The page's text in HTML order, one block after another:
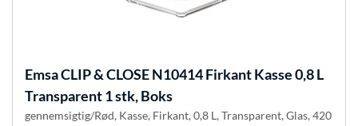
EmsaCLIP & CLOSE N10414 Firkant Kasse 0,8 L
Transparent 1 stk, Boks
gennemsigtig/Rød, Kasse, Firkant, 0,8 L, Transparent, Glas, 420